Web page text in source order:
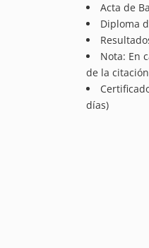
Acta de
Diploma
Nota: En
de la
días)